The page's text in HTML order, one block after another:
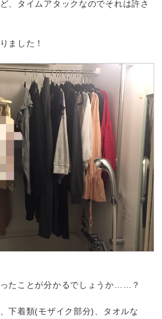
、タイムアタックなのでそれは許さ
ました！
たことが分かるでしょうか……？
下着類(モザイク部分)、タオルな